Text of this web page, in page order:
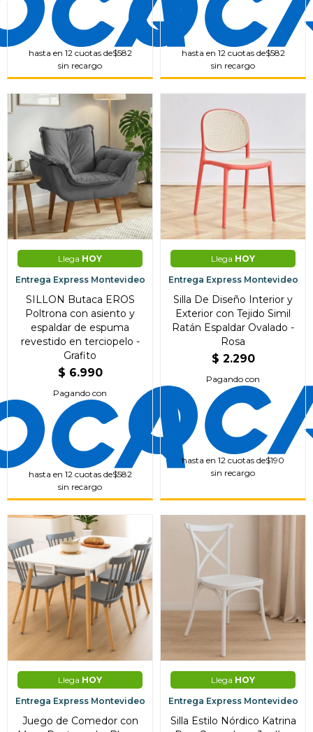
hasta en 12 cuotas de$582
sin recargo
hasta en 12 cuotas de$582
sin recargo
Llega HOY
Entrega Express Montevideo
SILLON Butaca EROS
Poltrona con asiento y
espaldar de espuma
revestido en terciopelo -
Grafito
$ 6.990
Pagando con
hasta en 12 cuotas de$582
sin recargo
Llega HOY
Entrega Express Montevideo
Silla De Diseño Interior y
Exterior con Tejido Simil
Ratán Espaldar Ovalado -
Rosa
$ 2.290
Pagando con
hasta en 12 cuotas de$190
sin recargo
Llega HOY
Entrega Express Montevideo
Juego de Comedor con
Llega HOY
Entrega Express Montevideo
Silla Estilo Nórdico Katrina